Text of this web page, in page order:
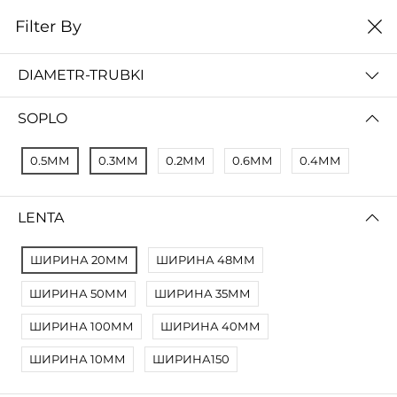
0
No Results
Not Found Filters1
Not Found Filters2
Filter By
DIAMETR-TRUBKI
SOPLO
0.5ММ 0.3ММ 0.2ММ 0.6ММ 0.4ММ
LENTA
ШИРИНА 20ММ ШИРИНА 48ММ
ШИРИНА 50ММ ШИРИНА 35ММ
ШИРИНА 100ММ ШИРИНА 40ММ
ШИРИНА 10ММ ШИРИНА150